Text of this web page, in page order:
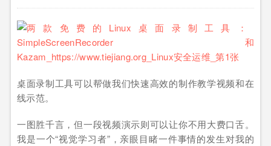
桌面录制工具可以帮做我们快速高效的制作教学视频和在
线示范。
一图胜千言，但一段视频演示则可以让你不用大费口舌。
我是一个“视觉学习者”，亲眼目睹一件事情的发生对我的